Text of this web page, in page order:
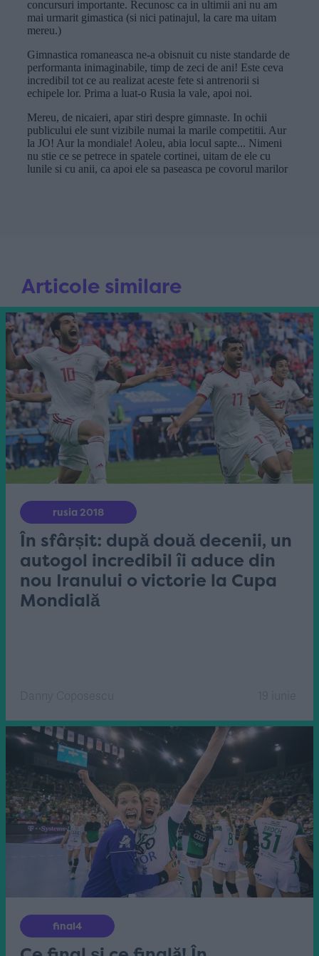
Articole similare
rusia 2018
În sfârșit: după două decenii, un
autogol incredibil îi aduce din
nou Iranului o victorie la Cupa
Mondială
final4